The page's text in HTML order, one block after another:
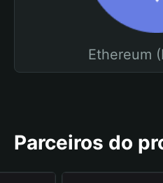
Ethereum
Parceiros do